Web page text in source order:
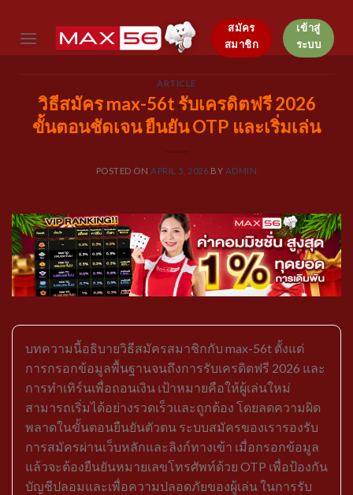
content
สมัคร
สมาชิก
เข้าสู่
ระบบ
ARTICLE
วิธีสมัคร max-56t รับเครดิตฟรี 2026
ขั้นตอนชัดเจน ยืนยัน OTP และเริ่มเล่น
POSTED ON APRIL 5, 2026 BY ADMIN
บทความนี้อธิบายวิธีสมัครสมาชิกกับ max-56t ตั้งแต่
การกรอกข้อมูลพื้นฐานจนถึงการรับเครดิตฟรี 2026 และ
การทำเทิร์นเพื่อถอนเงิน เป้าหมายคือให้ผู้เล่นใหม่
สามารถเริ่มได้อย่างรวดเร็วและถูกต้อง โดยลดความผิด
พลาดในขั้นตอนยืนยันตัวตน ระบบสมัครของเรารองรับ
การสมัครผ่านเว็บหลักและลิงก์ทางเข้า เมื่อกรอกข้อมูล
แล้วจะต้องยืนยันหมายเลขโทรศัพท์ด้วย OTP เพื่อป้องกัน
บัญชีปลอมและเพื่อความปลอดภัยของผู้เล่น ในการรับ